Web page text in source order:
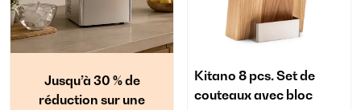
Jusqu’à 30 % de
réduction sur une
Kitano 8 pcs. Set de
couteaux avec bloc